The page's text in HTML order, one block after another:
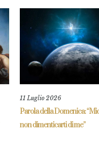
11 Luglio 2026
Parola della Domenica:
non dimenticarti di me”